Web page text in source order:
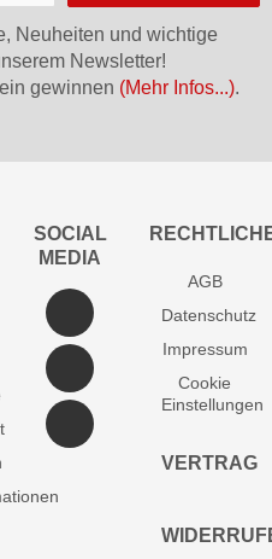
Neuheiten und wichtige
Newsletter!
gewinnen (Mehr Infos...).
SOCIAL
MEDIA
AGB
Datenschutz
Impressum
Cookie
Einstellungen
VERTRAG